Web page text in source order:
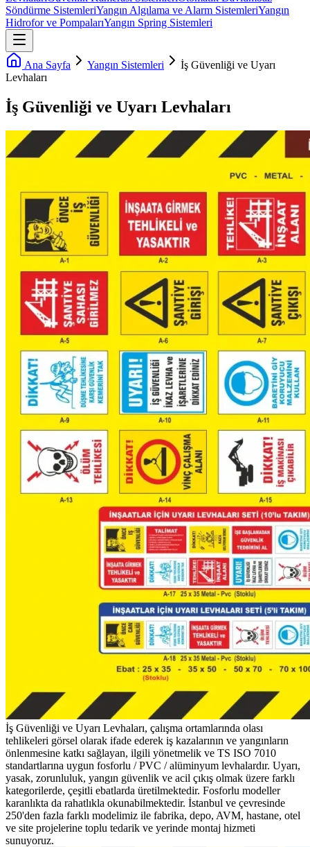
Söndürme SistemleriYangın Algılama ve Alarm SistemleriYangın
Hidrofor ve PompalarıYangın Spring Sistemleri
Ana Sayfa Yangın Sistemleri
İş Güvenliği ve Uyarı
Levhaları
İş Güvenliği ve Uyarı Levhaları
İş Güvenliği ve Uyarı Levhaları, çalışma ortamlarında olası
tehlikeleri görsel olarak ifade ederek iş kazalarının ve yangınların
önlenmesine katkı sağlayan, ilgili yönetmelik ve TS ISO 7010
standartlarına uygun fosforlu / PVC / alüminyum levhalardır. Uyarı,
yasak, zorunluluk, yangın güvenlik ve acil çıkış olmak üzere farklı
kategorilerde, çeşitli ebatlarda üretilmektedir. Fosforlu modeller
karanlıkta da rahatlıkla okunabilmektedir. İstanbul ve çevresinde
250'den fazla farklı modelimiz ile fabrika, depo, AVM, hastane, otel
ve site projelerine toplu tedarik ve yerinde montaj hizmeti
sunuyoruz.